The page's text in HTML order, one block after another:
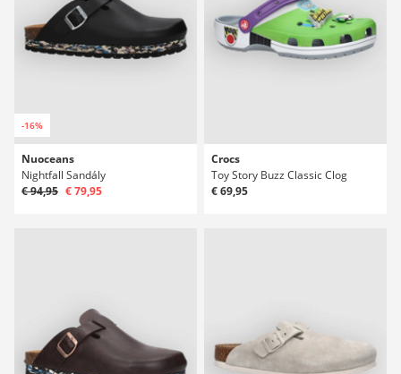
-16%
Nuoceans
Nightfall Sandály
€ 94,95 € 79,95
Crocs
Toy Story Buzz Classic Clog
€ 69,95